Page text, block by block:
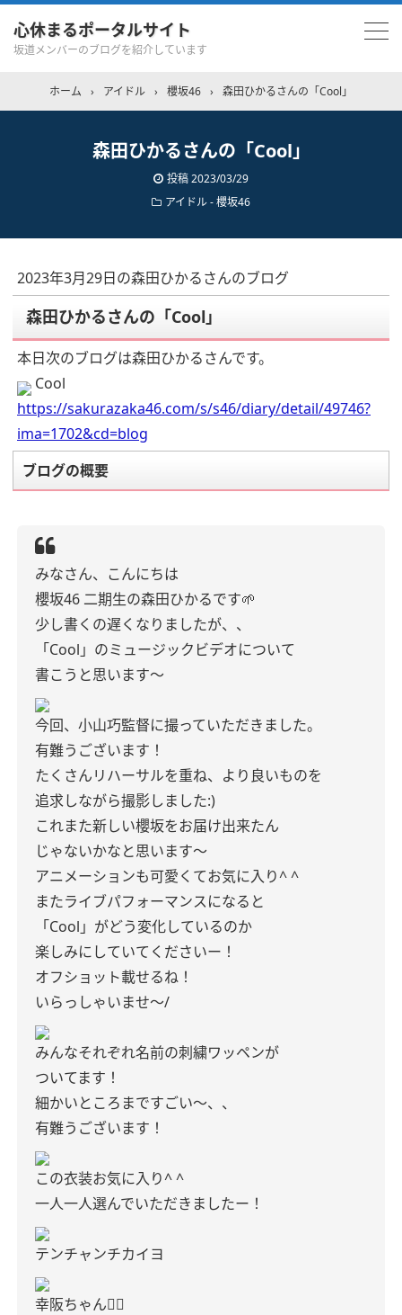
心休まるポータルサイト
坂道メンバーのブログを紹介しています
ホーム › アイドル › 櫻坂46 › 森田ひかるさんの「Cool」
森田ひかるさんの「Cool」
投稿2023/03/29
アイドル - 櫻坂46
2023年3月29日の森田ひかるさんのブログ
森田ひかるさんの「Cool」
本日次のブログは森田ひかるさんです。
Cool
https://sakurazaka46.com/s/s46/diary/detail/49746?
ima=1702&cd=blog
ブログの概要
みなさん、こんにちは
櫻坂46 二期生の森田ひかるです🌱
少し書くの遅くなりましたが、、
「Cool」のミュージックビデオについて
書こうと思います〜
今回、小山巧監督に撮っていただきました。
有難うございます！
たくさんリハーサルを重ね、より良いものを
追求しながら撮影しました:)
これまた新しい櫻坂をお届け出来たん
じゃないかなと思います〜
アニメーションも可愛くてお気に入り^ ^
またライブパフォーマンスになると
「Cool」がどう変化しているのか
楽しみにしていてくださいー！
オフショット載せるね！
いらっしゃいませ〜/
みんなそれぞれ名前の刺繍ワッペンが
ついてます！
細かいところまですごい〜、、
有難うございます！
この衣装お気に入り^ ^
一人一人選んでいただきましたー！
テンチャンチカイヨ
幸阪ちゃん👍🏻